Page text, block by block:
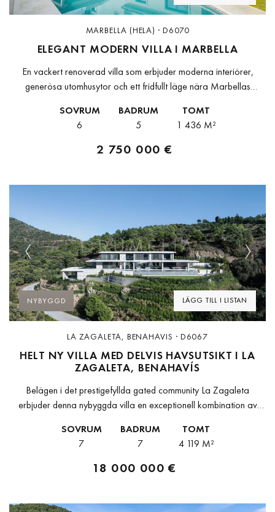
MARBELLA (HELA) · D6070
ELEGANT MODERN VILLA I MARBELLA
En vackert renoverad villa som erbjuder moderna interiörer,
generösa utomhusytor och ett fridfullt läge nära Marbellas
kombinerar denna eleganta villa modern komfort med...
SOVRUM
6
BADRUM
5
TOMT
1 436 M²
2 750 000 €
LÄGG TILL I LISTAN
Previous Next
NYBYGGD
LA ZAGALETA, BENAHAVIS · D6067
HELT NY VILLA MED DELVIS HAVSUTSIKT I LA
ZAGALETA, BENAHAVÍS
Belägen i det prestigefyllda gated community La Zagaleta
erbjuder denna nybyggda villa en exceptionell kombination av
delvis utsikt över Medelhavet, den...
SOVRUM
7
BADRUM
7
TOMT
4 119 M²
18 000 000 €